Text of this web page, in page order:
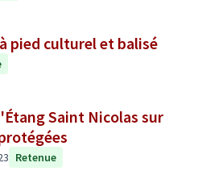
pied culturel et balisé
Saint Nicolas sur
Retenue